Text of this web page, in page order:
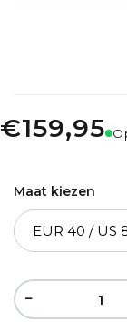
€159,95
Maat kiezen
−